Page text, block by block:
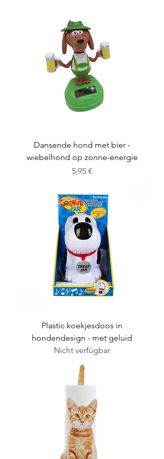
Dansende hond met bier -
wiebelhond op zonne-energie
Preis
5,95 €
Plastic koekjesdoos in
hondendesign - met geluid
Nicht verfügbar